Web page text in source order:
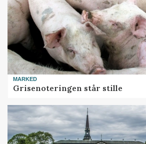
MARKED
Grisenoteringen står stille